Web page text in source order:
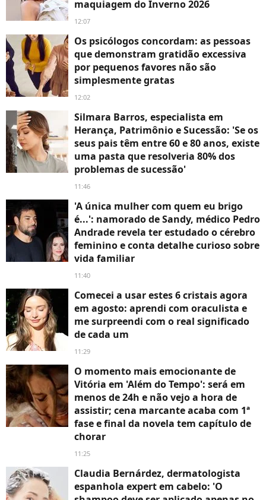
maquiagem do Inverno 2026
12:07
Os psicólogos concordam: as pessoas
que demonstram gratidão excessiva
por pequenos favores não são
simplesmente gratas
12:02
Silmara Barros, especialista em
Herança, Patrimônio e Sucessão: 'Se os
seus pais têm entre 60 e 80 anos, existe
uma pasta que resolveria 80% dos
problemas de sucessão'
11:46
'A única mulher com quem eu brigo
é...': namorado de Sandy, médico Pedro
Andrade revela ter estudado o cérebro
feminino e conta detalhe curioso sobre
vida familiar
11:40
Comecei a usar estes 6 cristais agora
em agosto: aprendi com oraculista e
me surpreendi com o real significado
de cada um
11:29
O momento mais emocionante de
Vitória em 'Além do Tempo': será em
menos de 24h e não vejo a hora de
assistir; cena marcante acaba com 1ª
fase e final da novela tem capítulo de
chorar
11:25
Claudia Bernárdez, dermatologista
espanhola expert em cabelo: 'O